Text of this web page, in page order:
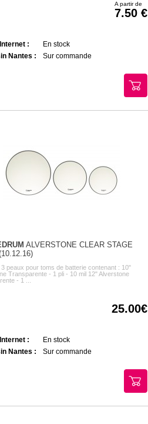
A partir de
7.50
:
En stock
Nantes :
Sur commande
ALVERSTONE CLEAR STAGE
peaux pour toms de batterie contenant : 10"
Transparente - 1 pli - 10 mil 12" Alverstone
- 1 ...
25.00
:
En stock
Nantes :
Sur commande